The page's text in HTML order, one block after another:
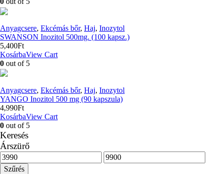
Anyagcsere, Ekcémás bőr, Haj, Inozytol
SWANSON Inozitol 500mg. (100 kapsz.)
5,400Ft
KosárbaView Cart
0 out of 5
Anyagcsere, Ekcémás bőr, Haj, Inozytol
YANGO Inozitol 500 mg (90 kapszula)
4,990Ft
KosárbaView Cart
0 out of 5
Keresés
Árszürő
Min
ár
Max
ár
Szűrés